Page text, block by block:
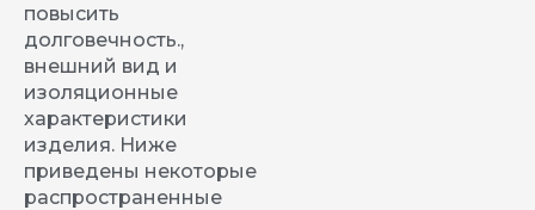
повысить
долговечность.,
внешний вид и
изоляционные
характеристики
изделия. Ниже
приведены некоторые
распространенные